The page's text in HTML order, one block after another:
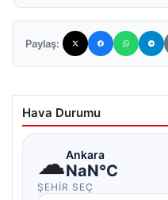
Paylaş:
Hava Durumu
☁Ankara
NaN°C
ŞEHIR SEÇ